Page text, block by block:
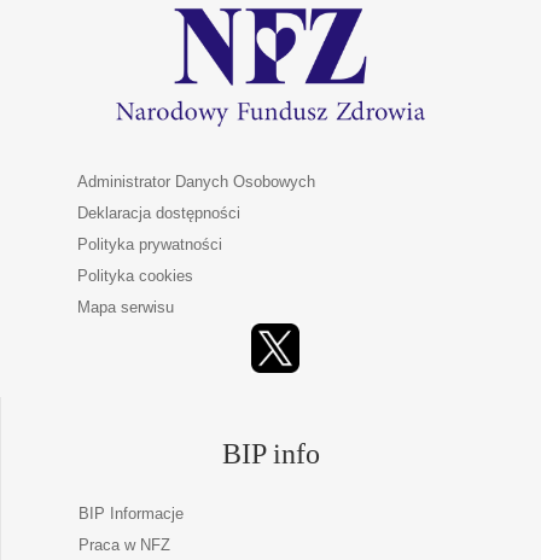
Administrator Danych Osobowych
Deklaracja dostępności
Polityka prywatności
Polityka cookies
Mapa serwisu
BIP info
BIP Informacje
Praca w NFZ